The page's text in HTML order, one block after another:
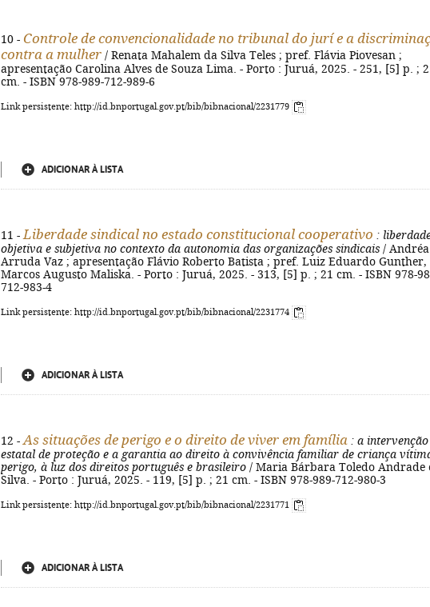
10 - Controle de convencionalidade no tribunal do jurí e a
contra a mulher / Renata Mahalem da Silva Teles ; pref. Flávia Piovesan ;
apresentação Carolina Alves de Souza Lima. - Porto : Juruá, 2025. - 251, [5] p. ;
cm. - ISBN 978-989-712-989-6
Link persistente: http://id.bnportugal.gov.pt/bib/bibnacional/2231779
ADICIONAR À LISTA
11 - Liberdade sindical no estado constitucional cooperativo :
objetiva e subjetiva no contexto da autonomia das organizações sindicais / Andréa
Arruda Vaz ; apresentação Flávio Roberto Batista ; pref. Luiz Eduardo Gunther,
Marcos Augusto Maliska. - Porto : Juruá, 2025. - 313, [5] p. ; 21 cm. - ISBN 978-
712-983-4
Link persistente: http://id.bnportugal.gov.pt/bib/bibnacional/2231774
ADICIONAR À LISTA
12 - As situações de perigo e o direito de viver em família : a intervenção
estatal de proteção e a garantia ao direito à convivência familiar de criança
perigo, à luz dos direitos português e brasileiro / Maria Bárbara Toledo Andrade
Silva. - Porto : Juruá, 2025. - 119, [5] p. ; 21 cm. - ISBN 978-989-712-980-3
Link persistente: http://id.bnportugal.gov.pt/bib/bibnacional/2231771
ADICIONAR À LISTA